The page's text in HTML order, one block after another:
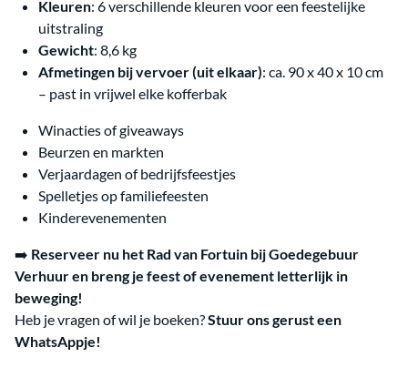
Kleuren: 6 verschillende kleuren voor een feestelijke
uitstraling
Gewicht: 8,6 kg
Afmetingen bij vervoer (uit elkaar): ca. 90 x 40 x 10 cm
– past in vrijwel elke kofferbak
Winacties of giveaways
Beurzen en markten
Verjaardagen of bedrijfsfeestjes
Spelletjes op familiefeesten
Kinderevenementen
➡️ Reserveer nu het Rad van Fortuin bij Goedegebuur
Verhuur en breng je feest of evenement letterlijk in
beweging!
Heb je vragen of wil je boeken?Stuur ons gerust een
WhatsAppje!